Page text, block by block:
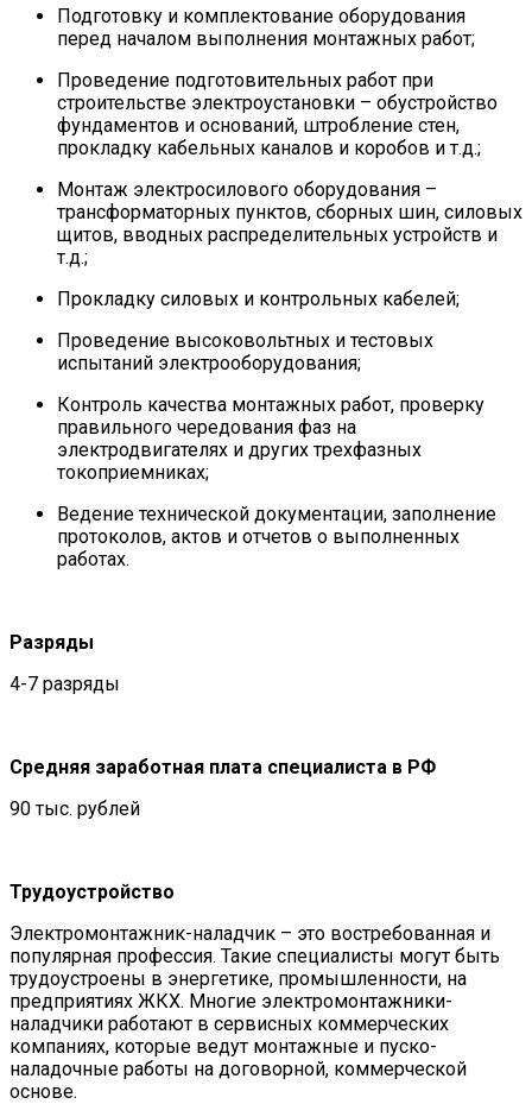
Подготовку и комплектование оборудования
перед началом выполнения монтажных работ;
Проведение подготовительных работ при
строительстве электроустановки – обустройство
фундаментов и оснований, штробление стен,
прокладку кабельных каналов и коробов и т.д.;
Монтаж электросилового оборудования –
трансформаторных пунктов, сборных шин, силовых
щитов, вводных распределительных устройств и
т.д.;
Прокладку силовых и контрольных кабелей;
Проведение высоковольтных и тестовых
испытаний электрооборудования;
Контроль качества монтажных работ, проверку
правильного чередования фаз на
электродвигателях и других трехфазных
токоприемниках;
Ведение технической документации, заполнение
протоколов, актов и отчетов о выполненных
работах.
Разряды
4-7 разряды
Средняя заработная плата специалиста в РФ
90 тыс. рублей
Трудоустройство
Электромонтажник-наладчик – это востребованная и
популярная профессия. Такие специалисты могут быть
трудоустроены в энергетике, промышленности, на
предприятиях ЖКХ. Многие электромонтажники-
наладчики работают в сервисных коммерческих
компаниях, которые ведут монтажные и пуско-
наладочные работы на договорной, коммерческой
основе.